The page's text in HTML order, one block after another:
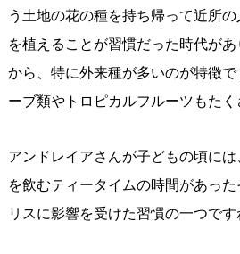
う土地の花の種を持ち帰って近所
を植えることが習慣だった時代が
から、特に外来種が多いのが特徴
ーブ類やトロピカルフルーツもたく
アンドレイアさんが子どもの頃に
を飲むティータイムの時間があっ
リスに影響を受けた習慣の一つです